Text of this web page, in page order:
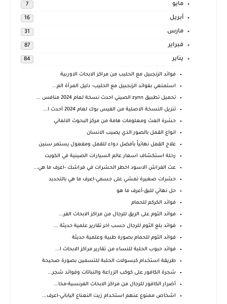
مايو 7
أبريل 16
مارس 31
فبراير 87
يناير 84
فوائد الزنجبيل مع الحليب من مراكز الابحاث الاوربية
استمتعي بفوائد الزنجبيل مع الحليب- دليل المرأة الم...
تحميل تطبيق zynn الصيني احدث نسخة لعام 2024 منافس ...
تنزيل النسخة الاصلية من الفيس بوك لعام 2024 أحدث ا...
حشرة العث ومعلومات هامة من مركز البحوث الالماني
انواع القمل بالصور الذي يصيب الانسان
علاج القمل نهائياً بأفضل دواء للقمل ومفعول يستمر سنين
رحلة استكشاف اسعار عالم السيارات الصينية في الكويت
عث الفراش الاسود اخطر الحشرات في فراشك -اعرف ما هي...
حشرات صغيرة تمشي على جسمي-اعرف ما هي بالتحديد
حل نهائي للبق-أعرف ما هو
فوائد الكركم للحمام
فوائد الثوم على الريق للرجال من مراكز الابحاث الفر...
فوائد بلع الثوم للرجال حسب اخر تقارير علمية حديثة ...
فوائد الثوم للحمام بصورة طبية وعلمية حديثة
فوائد حبوب الحلبة للنساء من تقارير مراكز الابحاث ا...
طريقة استخدام كبسولات الحلبة للتسمين بصورة صحيحة
شجرة الكافور على كوكب الزراعة والنباتات وفوائد شجر...
أضرار الكافور للرجال من مراكز الابحاث الفرنسية-مخا...
اشخاص ممنوع عنهم استخدام زيت النعناع الياباني-اعرف...